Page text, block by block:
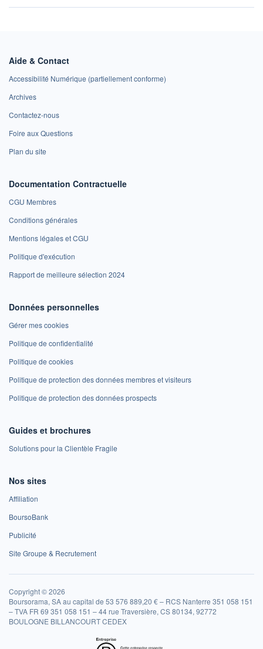
Aide & Contact
Accessibilité Numérique (partiellement conforme)
Archives
Contactez-nous
Foire aux Questions
Plan du site
Documentation Contractuelle
CGU Membres
Conditions générales
Mentions légales et CGU
Politique d'exécution
Rapport de meilleure sélection 2024
Données personnelles
Gérer mes cookies
Politique de confidentialité
Politique de cookies
Politique de protection des données membres et visiteurs
Politique de protection des données prospects
Guides et brochures
Solutions pour la Clientèle Fragile
Nos sites
Affiliation
BoursoBank
Publicité
Site Groupe & Recrutement
Copyright © 2026
Boursorama, SA au capital de 53 576 889,20 € – RCS Nanterre 351 058 151
– TVA FR 69 351 058 151 – 44 rue Traversière, CS 80134, 92772
BOULOGNE BILLANCOURT CEDEX